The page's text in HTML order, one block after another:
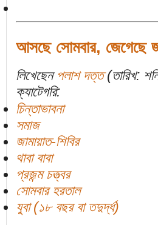
আসছে সোমবার, জেগেছে
লিখেছেন পলাশ দত্ত(তারিখ:
ক্যাটেগরি:
চিন্তাভাবনা
সমাজ
জামায়াত-শিবির
থাবা বাবা
প্রজন্ম চত্ত্বর
সোমবার হরতাল
যুবা (১৮ বছর বা তদুর্দ্ধ)